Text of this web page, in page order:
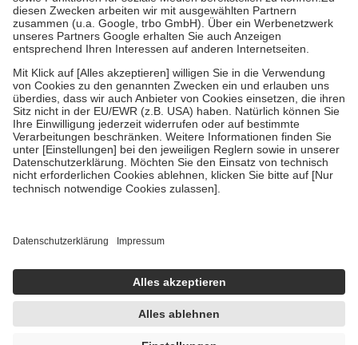
Zuzahlung zehn Prozent der Kosten sowie zehn Euro je
Verordnung.
Um das Engagement der Versicherten für ihre eigene Gesundheit zu
stärken und die besondere Stellung der Familie zu unterstützen,
fallenkeine Zuzahlungenan bei:
• Kindern und Jugendlichen bis zum vollendeten 18. Lebensjahr
mit Ausnahme der Fahrkosten
• Untersuchungen zur Vorsorge und Früherkennung, die von der
GKV getragen werden
• empfohlenen Schutzimpfungen
• Harn- und Blutteststreifen
getroffen, um sicherzustellen, dass es sich um echte Bewertungen
https://help.etrusted.com/hc/de/articles/4419944605341
Einige Bilder und Inhalte wurden unter Zuhilfenahme künstlicher